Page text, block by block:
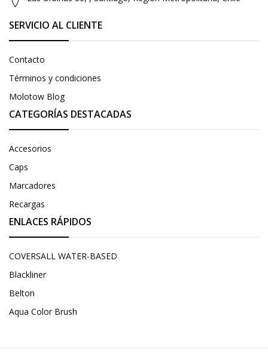
SERVICIO AL CLIENTE
Contacto
Términos y condiciones
Molotow Blog
CATEGORÍAS DESTACADAS
Accesorios
Caps
Marcadores
Recargas
ENLACES RÁPIDOS
COVERSALL WATER-BASED
Blackliner
Belton
Aqua Color Brush